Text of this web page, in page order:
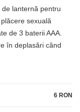
lanternă pentru
sexuală
de 3 baterii AAA.
în deplasări când
6 RON